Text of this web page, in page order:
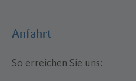
Anfahrt
So erreichen Sie uns: